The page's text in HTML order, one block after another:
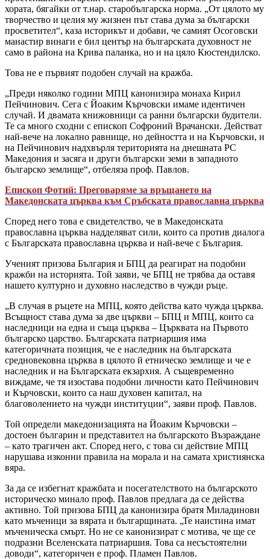
хората, бягайки от т.нар. старобългарска норма. „От цялото му
творчество и целия му жизнен път става дума за български
просветител“, каза историкът и добави, че самият Осоговски
манастир винаги е бил център на българската духовност не
само в района на Крива паланка, но и на цяло Кюстендилско.
Това не е първият подобен случай на кражба.
„Преди няколко години МПЦ канонизира монаха Кирил
Пейчинович. Сега с Йоаким Кърчовски имаме идентичен
случай. И двамата книжовници са ранни български будители.
Те са много сходни с епископ Софроний Врачански. Действат
най-вече на локално равнище, но дейността и на Кърчовски, и
на Пейчинович надхвърля територията на днешната РС
Македония и засяга и други български земи в западното
българско землище“, отбеляза проф. Павлов.
Епископ Фотий: Преговаряме за връщането на
Македонската църква към Сръбската православна църква
Според него това е свидетелство, че в Македонската
православна църква надделяват сили, които са против диалога
с Българската православна църква и най-вече с България.
Ученият призова България и БПЦ да реагират на подобни
кражби на историята. Той заяви, че БПЦ не трябва да оставя
нашето културно и духовно наследство в чужди ръце.
„В случая в ръцете на МПЦ, която действа като чужда църква.
Всъщност става дума за две църкви – БПЦ и МПЦ, които са
наследници на една и съща църква – Църквата на Първото
българско царство. Българската патриаршия има
категоричната позиция, че е наследник на българската
средновековна църква в цялото й етническо землище и че е
наследник и на Българската екзархия. А същевременно
виждаме, че тя изостава подобни личности като Пейчинович
и Кърчовски, които са наш духовен капитал, на
благоволението на чужди институции“, заяви проф. Павлов.
Той определи македонизацията на Йоаким Кърчовски –
достоен българин и представител на българското Възраждане
– като трагичен акт. Според него, с това си действие МПЦ
нарушава изконни правила на морала и на самата християнска
вяра.
За да се избегнат кражбата и посегателството на българското
историческо минало проф. Павлов предлага да се действа
активно. Той призова БПЦ да канонизира братя Миладинови
като мъченици за вярата и българщината. „Те наистина имат
мъченическа смърт. Но не се канонизират с мотива, че ще се
подразни Вселенската патриаршия. Това са несъстоятелни
доводи“, категоричен е проф. Пламен Павлов.